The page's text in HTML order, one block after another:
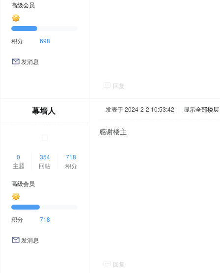
高级会员
积分 698
发消息
回复
幕墙人
0
主题
354
回帖
718
积分
高级会员
积分 718
发消息
发表于 2024-2-2 10:53:42 显示全部楼层
感谢楼主
回复